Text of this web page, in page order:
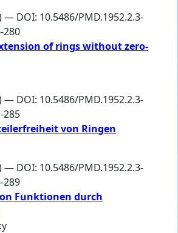
— DOI: 10.5486/PMD.1952.2.3-
280
of rings without zero-
— DOI: 10.5486/PMD.1952.2.3-
285
von Ringen
— DOI: 10.5486/PMD.1952.2.3-
289
Funktionen durch